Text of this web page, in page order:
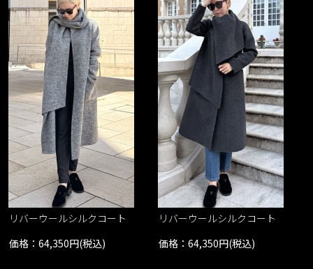
リバーウールシルクコート
価格：64,350円(税込)
リバーウールシルクコート
価格：64,350円(税込)